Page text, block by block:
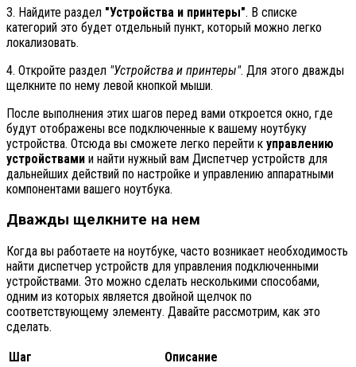
3. Найдите раздел "Устройства и принтеры". В списке
категорий это будет отдельный пункт, который можно легко
локализовать.
4. Откройте раздел "Устройства и принтеры". Для этого дважды
щелкните по нему левой кнопкой мыши.
После выполнения этих шагов перед вами откроется окно, где
будут отображены все подключенные к вашему ноутбуку
устройства. Отсюда вы сможете легко перейти к управлению
устройствами и найти нужный вам Диспетчер устройств для
дальнейших действий по настройке и управлению аппаратными
компонентами вашего ноутбука.
Дважды щелкните на нем
Когда вы работаете на ноутбуке, часто возникает необходимость
найти диспетчер устройств для управления подключенными
устройствами. Это можно сделать несколькими способами,
одним из которых является двойной щелчок по
соответствующему элементу. Давайте рассмотрим, как это
сделать.
Шаг
Описание